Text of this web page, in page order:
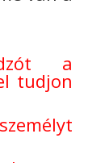
a
tudjon